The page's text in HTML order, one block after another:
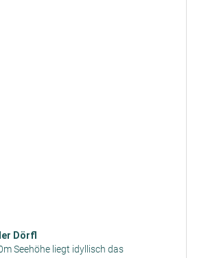
Dörfl
Seehöhe liegt idyllisch das